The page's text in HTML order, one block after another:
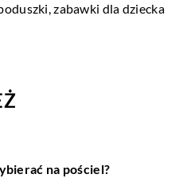
zabawki dla dziecka
na pościel?